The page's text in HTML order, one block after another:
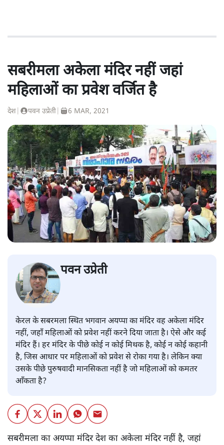
सबरीमला अकेला मंदिर नहीं जहां
महिलाओं का प्रवेश वर्जित है
देश पवन उप्रेती 6 MAR, 2021
पवन उप्रेती
केरल के सबरमला स्थित भगवान अयप्पा का मंदिर वह अकेला मंदिर
नहीं, जहाँ महिलाओं को प्रवेश नहीं करने दिया जाता है। ऐसे और कई
मंदिर हैं। हर मंदिर के पीछे कोई न कोई मिथक है, कोई न कोई कहानी
है, जिस आधार पर महिलाओं को प्रवेश से रोका गया है। लेकिन क्या
उसके पीछे पुरुषवादी मानसिकता नहीं है जो महिलाओं को कमतर
आँकता है?
सबरीमला का अयप्पा मंदिर देश का अकेला मंदिर नहीं है, जहां